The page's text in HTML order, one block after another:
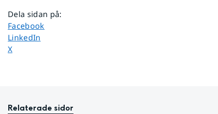
Dela sidan på:
Dela sidan på
Facebook
Dela sidan på
LinkedIn
Dela sidan på
X
Relaterade sidor